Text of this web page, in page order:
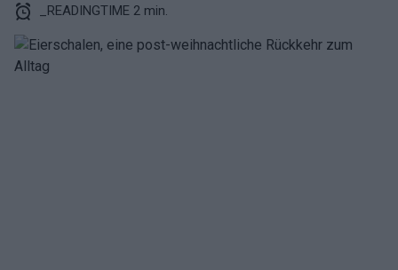
_READINGTIME 2 min.